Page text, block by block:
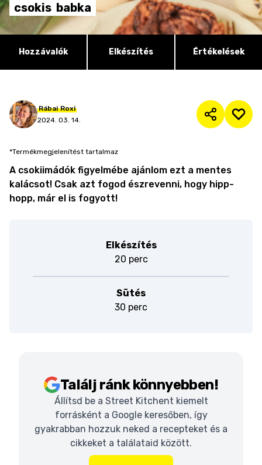
csokis babka
Hozzávalók Elkészítés Értékelések
Rábai Roxi
2024. 03. 14.
*Termékmegjelenítést tartalmaz
A csokiimádók figyelmébe ajánlom ezt a mentes
kalácsot! Csak azt fogod észrevenni, hogy hipp-
hopp, már el is fogyott!
Elkészítés
20 perc
Sütés
30 perc
Találj ránk könnyebben!
Állítsd be a Street Kitchent kiemelt
forrásként a Google keresőben, így
gyakrabban hozzuk neked a recepteket és a
cikkeket a találataid között.